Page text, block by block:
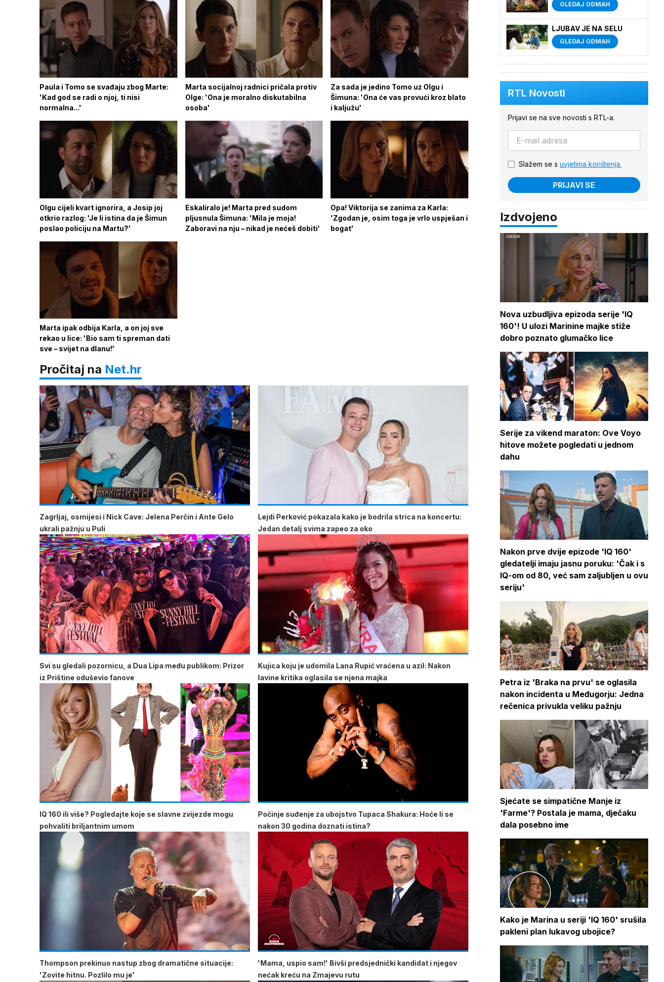
Paula i Tomo se svađaju zbog Marte:
'Kad god se radi o njoj, ti nisi
normalna...'
Marta socijalnoj radnici pričala protiv
Olge: 'Ona je moralno diskutabilna
osoba'
Za sada je jedino Tomo uz Olgu i
Šimuna: 'Ona će vas provući kroz blato
i kaljužu'
Olgu cijeli kvart ignorira, a Josip joj
otkrio razlog: 'Je li istina da je Šimun
poslao policiju na Martu?'
Eskaliralo je! Marta pred sudom
pljusnula Šimuna: 'Mila je moja!
Zaboravi na nju – nikad je nećeš dobiti'
Opa! Viktorija se zanima za Karla:
'Zgodan je, osim toga je vrlo uspješan i
bogat'
Marta ipak odbija Karla, a on joj sve
rekao u lice: 'Bio sam ti spreman dati
sve – svijet na dlanu!'
Pročitaj na Net.hr
Zagrljaj, osmijesi i Nick Cave: Jelena Perčin i Ante Gelo
ukrali pažnju u Puli
Lejdi Perković pokazala kako je bodrila strica na koncertu:
Jedan detalj svima zapeo za oko
Svi su gledali pozornicu, a Dua Lipa među publikom: Prizor
iz Prištine oduševio fanove
Kujica koju je udomila Lana Rupić vraćena u azil: Nakon
lavine kritika oglasila se njena majka
IQ 160 ili više? Pogledajte koje se slavne zvijezde mogu
pohvaliti briljantnim umom
Počinje suđenje za ubojstvo Tupaca Shakura: Hoće li se
nakon 30 godina doznati istina?
Thompson prekinuo nastup zbog dramatične situacije:
'Zovite hitnu. Pozlilo mu je'
'Mama, uspio sam!' Bivši predsjednički kandidat i njegov
nećak kreću na Zmajevu rutu
GLEDAJ ODMAH
LJUBAV JE NA SELU
GLEDAJ ODMAH
RTL Novosti
Prijavi se na sve novosti s RTL-a.
Slažem se s uvjetima korištenja.
PRIJAVI SE
Izdvojeno
Nova uzbudljiva epizoda serije 'IQ
160'! U ulozi Marinine majke stiže
dobro poznato glumačko lice
Serije za vikend maraton: Ove Voyo
hitove možete pogledati u jednom
dahu
Nakon prve dvije epizode 'IQ 160'
gledatelji imaju jasnu poruku: 'Čak i s
IQ-om od 80, već sam zaljubljen u ovu
seriju'
Petra iz 'Braka na prvu' se oglasila
nakon incidenta u Međugorju: Jedna
rečenica privukla veliku pažnju
Sjećate se simpatične Manje iz
'Farme'? Postala je mama, dječaku
dala posebno ime
Kako je Marina u seriji 'IQ 160' srušila
pakleni plan lukavog ubojice?